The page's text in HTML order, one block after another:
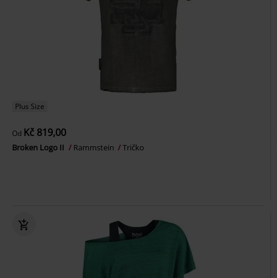
Plus Size
Od Kč 819,00
Broken Logo II Rammstein Tričko